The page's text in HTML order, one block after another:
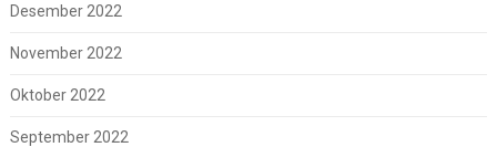
Desember 2022
November 2022
Oktober 2022
September 2022